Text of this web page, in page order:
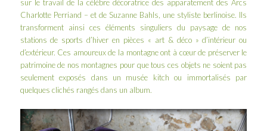
sur le travail de la célèbre décoratrice des apparatement des Arcs
Charlotte Perriand – et de Suzanne Bahls, une styliste berlinoise. Ils
transforment ainsi ces éléments singuliers du paysage de nos
stations de sports d’hiver en pièces « art & déco » d’intérieur ou
d’extérieur. Ces amoureux de la montagne ont à cœur de préserver le
patrimoine de nos montagnes pour que tous ces objets ne soient pas
seulement exposés dans un musée kitch ou immortalisés par
quelques clichés rangés dans un album.